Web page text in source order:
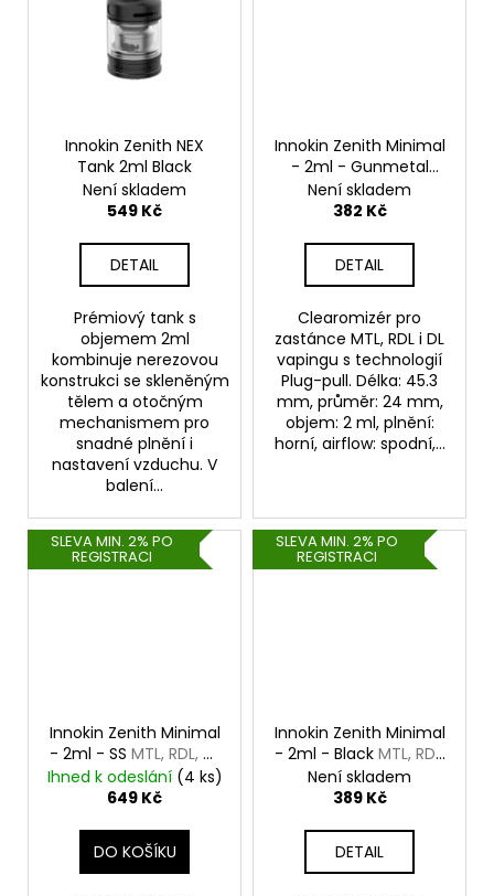
Innokin Zenith NEX
Tank 2ml Black
Není skladem
549 Kč
DETAIL
Prémiový tank s
objemem 2ml
kombinuje nerezovou
konstrukci se skleněným
tělem a otočným
mechanismem pro
snadné plnění i
nastavení vzduchu. V
balení...
Innokin Zenith Minimal
- 2ml - Gunmetal
GreyMTL, RDL, DL
Clearomizér
Není skladem
382 Kč
DETAIL
Clearomizér pro
zastánce MTL, RDL i DL
vapingu s technologií
Plug-pull. Délka: 45.3
mm, průměr: 24 mm,
objem: 2 ml, plnění:
horní, airflow: spodní,...
SLEVA MIN. 2% PO
REGISTRACI
Innokin Zenith Minimal
- 2ml - SS MTL, RDL, DL
Clearomizér
Ihned k odeslání (4 ks)
649 Kč
DO KOŠÍKU
SLEVA MIN. 2% PO
REGISTRACI
Innokin Zenith Minimal
- 2ml - Black MTL, RDL,
DL Clearomizér
Není skladem
389 Kč
DETAIL